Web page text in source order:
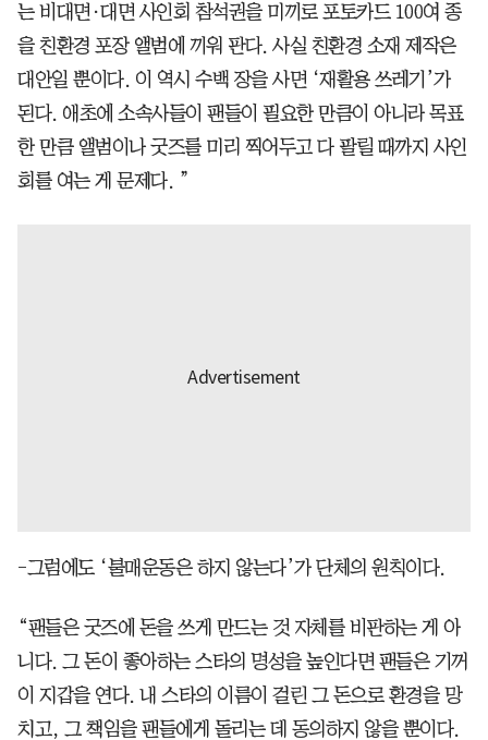
는 비대면·대면 사인회 참석권을 미끼로 포토카드 100여 종
을 친환경 포장 앨범에 끼워 판다. 사실 친환경 소재 제작은
대안일 뿐이다. 이 역시 수백 장을 사면 ‘재활용 쓰레기’가
된다. 애초에 소속사들이 팬들이 필요한 만큼이 아니라 목표
한 만큼 앨범이나 굿즈를 미리 찍어두고 다 팔릴 때까지 사인
회를 여는 게 문제다. ”
-그럼에도 ‘불매운동은 하지 않는다’가 단체의 원칙이다.
“팬들은 굿즈에 돈을 쓰게 만드는 것 자체를 비판하는 게 아
니다. 그 돈이 좋아하는 스타의 명성을 높인다면 팬들은 기꺼
이 지갑을 연다. 내 스타의 이름이 걸린 그 돈으로 환경을 망
치고, 그 책임을 팬들에게 돌리는 데 동의하지 않을 뿐이다.